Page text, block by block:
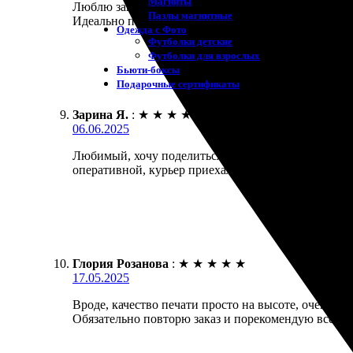
Пазлы магнитные
Одежда с Фото
Футболки детские
Футболки для взрослых
Бьюти-боксы
Подарочные сертификаты
Люблю заказы на печать. Сделал холст 50х70.
Идеально подошло для подарка. Доставка пришла
Зарина Я. : ★ ★ ★ ★
06.06.2025
Любимый, хочу поделиться впечатлениями о
оперативной, курьер приехал вовремя. Итог –
Глория Розанова : ★ ★ ★ ★ ★
17.05.2025
Вроде, качество печати просто на высоте, очень
Обязательно повторю заказ и порекомендую всем!